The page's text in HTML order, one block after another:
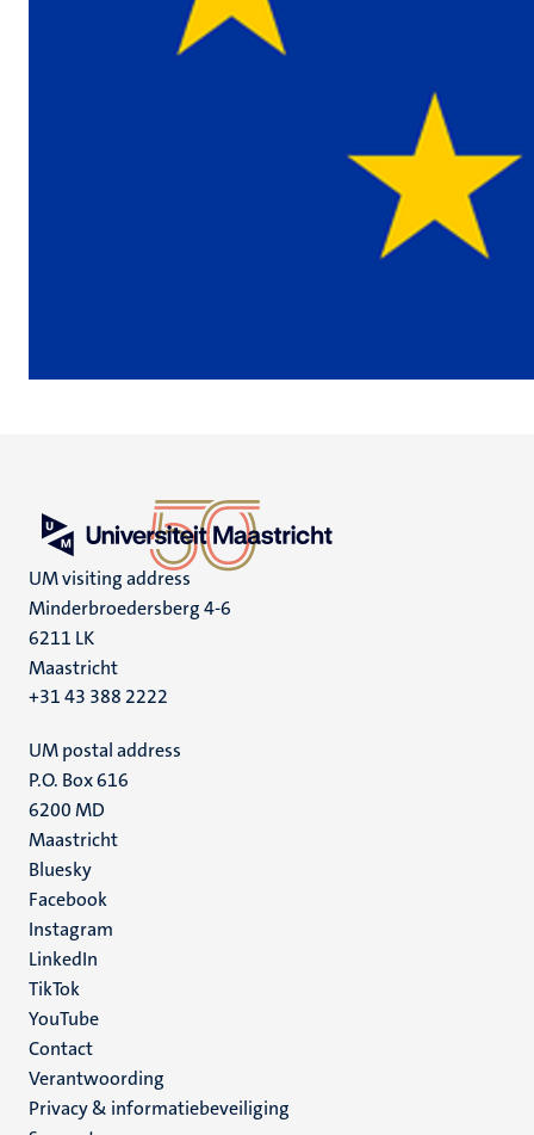
UM visiting address
Minderbroedersberg 4-6
6211 LK
Maastricht
+31 43 388 2222
UM postal address
P.O. Box 616
6200 MD
Maastricht
Social
media
Bluesky
Facebook
Instagram
LinkedIn
TikTok
YouTube
Menu
footer
(NL)
Contact
Verantwoording
Privacy & informatiebeveiliging